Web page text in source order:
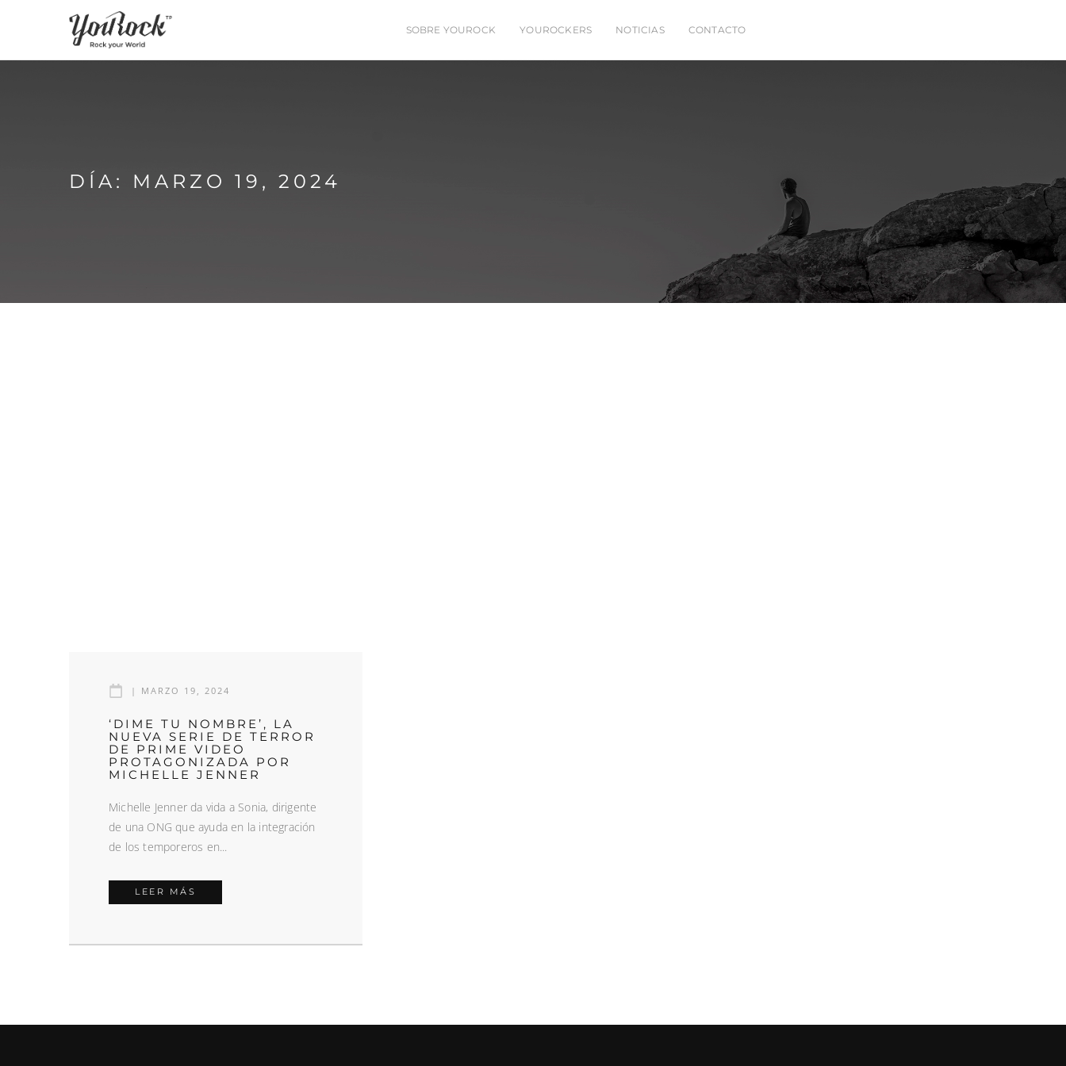
SOBRE YOUROCK YOUROCKERS NOTICIAS CONTACTO
DÍA: MARZO 19, 2024
| MARZO 19, 2024
‘DIME TU NOMBRE’, LA
NUEVA SERIE DE TERROR
DE PRIME VIDEO
PROTAGONIZADA POR
MICHELLE JENNER
Michelle Jenner da vida a Sonia, dirigente
de una ONG que ayuda en la integración
de los temporeros en...
LEER MÁS